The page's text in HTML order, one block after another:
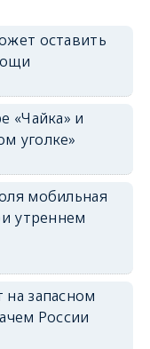
оставить
«Чайка» и
уголке»
мобильная
утреннем
запасном
России